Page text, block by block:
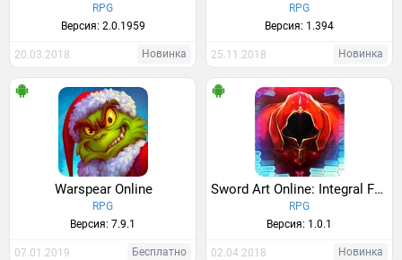
RPG
Версия: 2.0.1959
20.03.2018 Новинка
RPG
Версия: 1.394
25.11.2018 Новинка
Warspear Online
RPG
Версия: 7.9.1
07.01.2019 Бесплатно
Sword Art Online: Integral Factor
RPG
Версия: 1.0.1
02.04.2018 Новинка